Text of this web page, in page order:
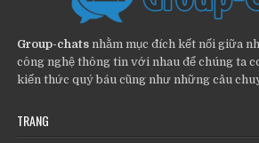
Group-chats nhằm mục đích kết nối giữa
công nghệ thông tin với nhau để chúng ta
kiến thức quý báu cũng như những câu
TRANG